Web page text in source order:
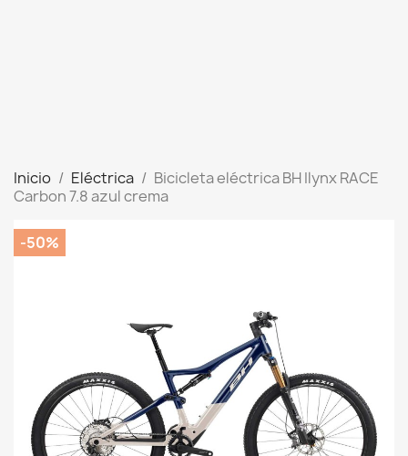
Inicio Eléctrica
Bicicleta eléctrica BH Ilynx RACE
Carbon 7.8 azul crema
-50%